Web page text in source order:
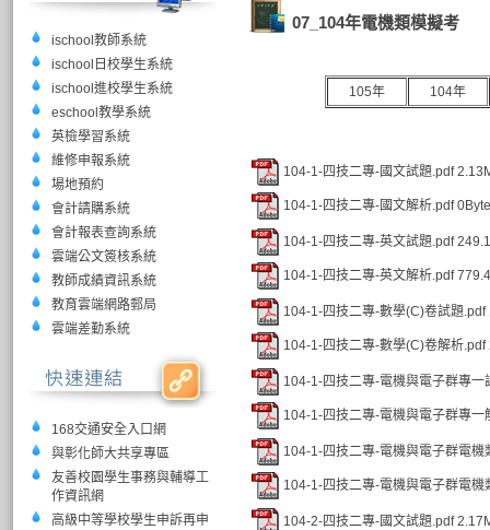
ischool教師系統
ischool日校學生系統
ischool進校學生系統
eschool教學系統
英檢學習系統
維修申報系統
場地預約
會計請購系統
會計報表查詢系統
雲端公文簽核系統
教師成績資訊系統
教育雲端網路郵局
雲端差勤系統
168交通安全入口網
與彰化師大共享專區
友善校園學生事務與輔導工
作資訊網
高級中等學校學生申訴再申
07_104年電機類模擬考
105年 104年
104-1-四技二專-國文試題.pdf
104-1-四技二專-國文解析.pdf 0Byte
104-1-四技二專-英文試題.pdf
104-1-四技二專-英文解析.pdf
104-1-四技二專-數學(C)卷試題.pdf
104-1-四技二專-數學(C)卷解析.pdf
104-1-四技二專-電機與電子群專一
104-1-四技二專-電機與電子群專一
104-1-四技二專-電機與電子群電機
104-1-四技二專-電機與電子群電機
104-2-四技二專-國文試題.pdf